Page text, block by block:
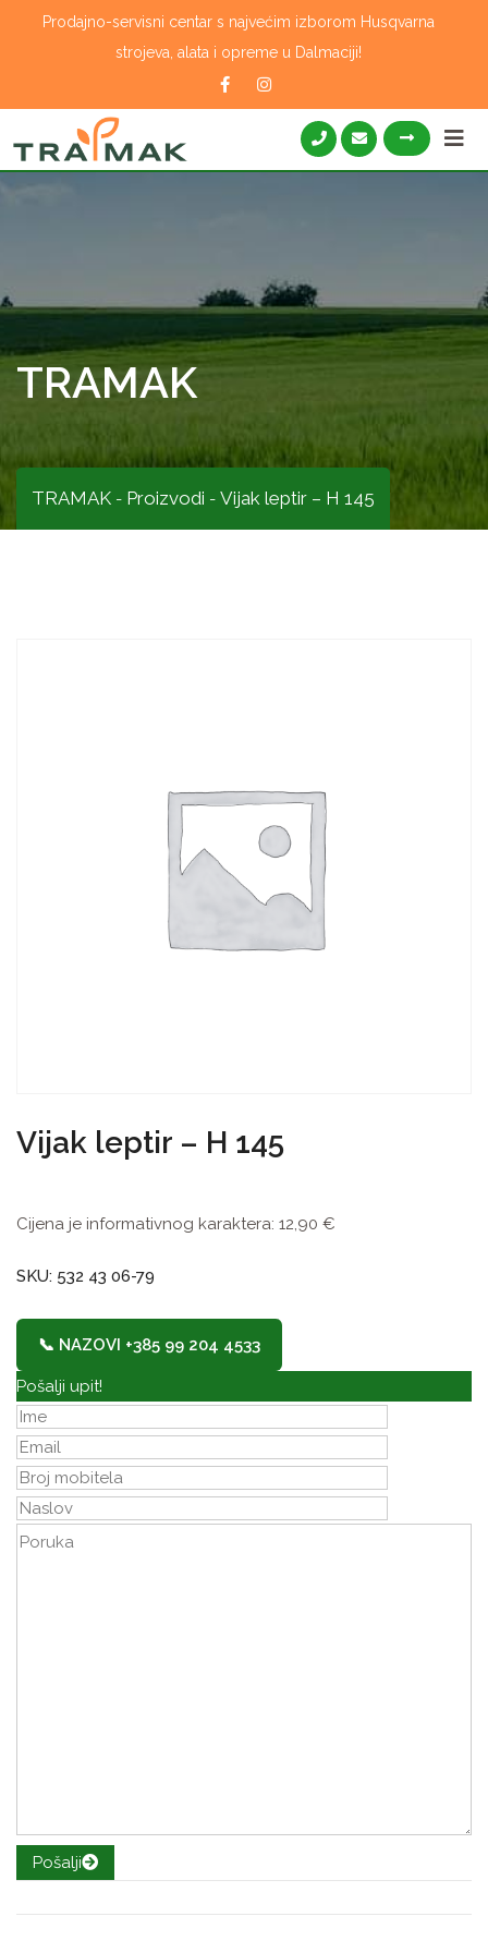
Prodajno-servisni centar s najvećim izborom Husqvarna
strojeva, alata i opreme u Dalmaciji!
TRAMAK
TRAMAK - Proizvodi - Vijak leptir – H 145
Vijak leptir – H 145
Cijena je informativnog karaktera: 12,90 €
SKU: 532 43 06-79
📞 NAZOVI +385 99 204 4533
Pošalji upit!
Pošalji